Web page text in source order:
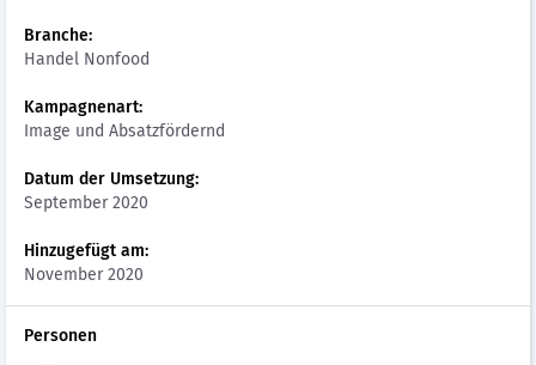
Branche:
Handel Nonfood
Kampagnenart:
Image und Absatzfördernd
Datum der Umsetzung:
September 2020
Hinzugefügt am:
November 2020
Personen